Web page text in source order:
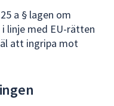
a § lagen om
linje med EU-rätten
att ingripa mot